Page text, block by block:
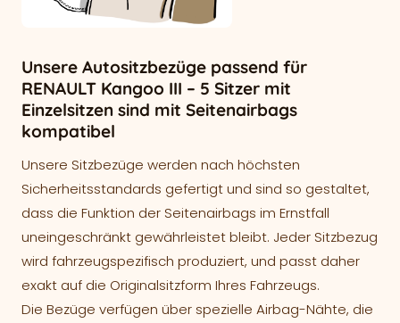
Unsere Autositzbezüge passend für
RENAULT Kangoo III – 5 Sitzer mit
Einzelsitzen sind mit Seitenairbags
kompatibel
Unsere Sitzbezüge werden nach höchsten
Sicherheitsstandards gefertigt und sind so gestaltet,
dass die Funktion der Seitenairbags im Ernstfall
uneingeschränkt gewährleistet bleibt. Jeder Sitzbezug
wird fahrzeugspezifisch produziert, und passt daher
exakt auf die Originalsitzform Ihres Fahrzeugs.
Die Bezüge verfügen über spezielle Airbag-Nähte, die